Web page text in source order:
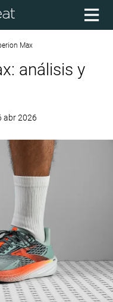
Max
análisis y
abr 2026